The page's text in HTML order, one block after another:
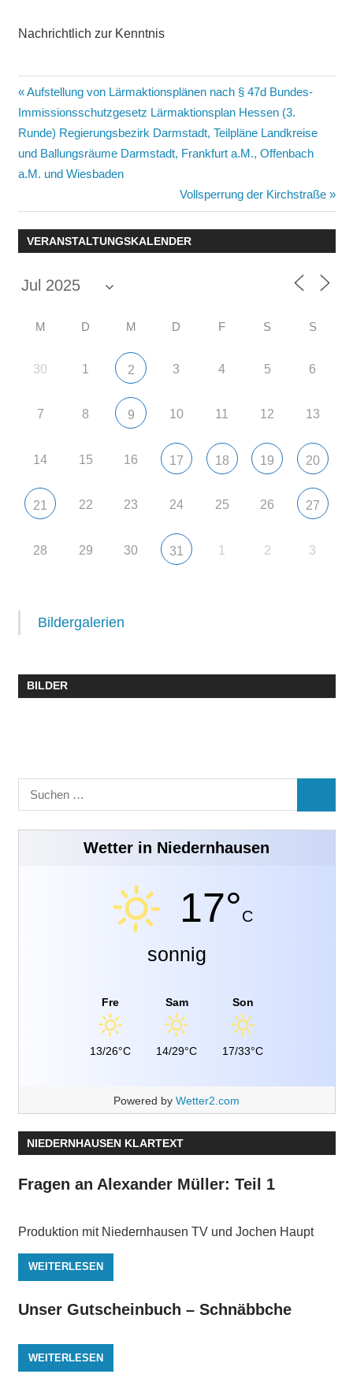
Nachrichtlich zur Kenntnis
Beitragsnavigation
Vorheriger
Beitrag:
Aufstellung von Lärmaktionsplänen nach § 47d Bundes-
Immissionsschutzgesetz Lärmaktionsplan Hessen (3.
Runde) Regierungsbezirk Darmstadt, Teilpläne Landkreise
und Ballungsräume Darmstadt, Frankfurt a.M., Offenbach
a.M. und Wiesbaden
Nächster
Beitrag:
Vollsperrung der Kirchstraße
VERANSTALTUNGSKALENDER
M D M D F S S
30 1 2 3 4 5 6
7 8 9 10 11 12 13
14 15 16 17 18 19 20
21 22 23 24 25 26 27
28 29 30 31 1 2 3
Bildergalerien
BILDER
Suchen
nach:
Wetter in Niedernhausen
17°C
sonnig
Fre
13/26°C
Sam
14/29°C
Son
17/33°C
Powered by Wetter2.com
NIEDERNHAUSEN KLARTEXT
Fragen an Alexander Müller: Teil 1
Produktion mit Niedernhausen TV und Jochen Haupt
WEITERLESEN
Unser Gutscheinbuch – Schnäbbche
WEITERLESEN